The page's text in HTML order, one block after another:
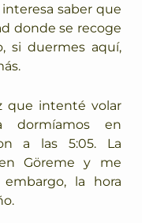
saber que
donde se recoge
si duermes aquí,
que intenté volar
dormíamos en
a las 5:05. La
Göreme y me
la hora